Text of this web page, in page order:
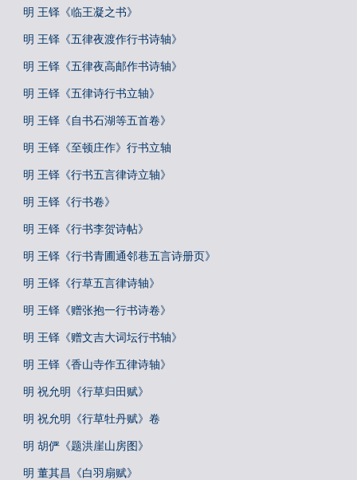
明 王铎《临王凝之书》
明 王铎《五律夜渡作行书诗轴》
明 王铎《五律夜高邮作书诗轴》
明 王铎《五律诗行书立轴》
明 王铎《自书石湖等五首卷》
明 王铎《至顿庄作》行书立轴
明 王铎《行书五言律诗立轴》
明 王铎《行书卷》
明 王铎《行书李贺诗帖》
明 王铎《行书青圃通邻巷五言诗册页》
明 王铎《行草五言律诗轴》
明 王铎《赠张抱一行书诗卷》
明 王铎《赠文吉大词坛行书轴》
明 王铎《香山寺作五律诗轴》
明 祝允明《行草归田赋》
明 祝允明《行草牡丹赋》卷
明 胡俨《题洪崖山房图》
明 董其昌《白羽扇赋》